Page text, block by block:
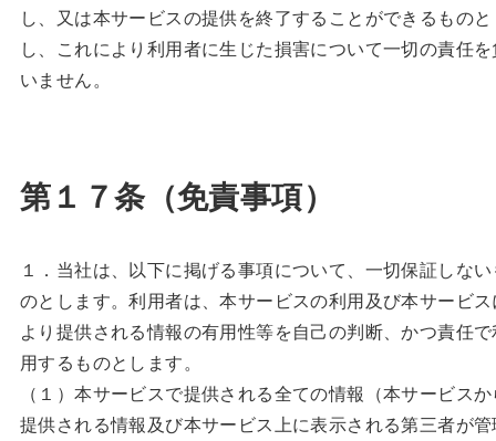
し、又は本サービスの提供を終了することができるものと
し、これにより利用者に生じた損害について一切の責任
いません。
第１７条（免責事項）
１．当社は、以下に掲げる事項について、一切保証しな
のとします。利用者は、本サービスの利用及び本サービ
より提供される情報の有用性等を自己の判断、かつ責任
用するものとします。
（１）本サービスで提供される全ての情報（本サービス
提供される情報及び本サービス上に表示される第三者が